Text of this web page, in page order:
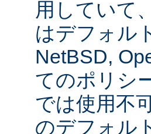
用していて
はデフォル
NetBSD,
てのポリシ
では使用不
のデフォル